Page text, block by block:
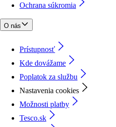
Ochrana súkromia
O nás
Prístupnosť
Kde dovážame
Poplatok za službu
Nastavenia cookies
Možnosti platby
Tesco.sk